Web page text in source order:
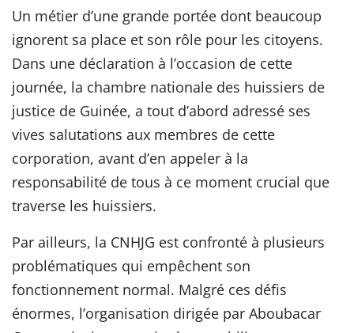
Un métier d’une grande portée dont beaucoup
ignorent sa place et son rôle pour les citoyens.
Dans une déclaration à l’occasion de cette
journée, la chambre nationale des huissiers de
justice de Guinée, a tout d’abord adressé ses
vives salutations aux membres de cette
corporation, avant d’en appeler à la
responsabilité de tous à ce moment crucial que
traverse les huissiers.
Par ailleurs, la CNHJG est confronté à plusieurs
problématiques qui empêchent son
fonctionnement normal. Malgré ces défis
énormes, l’organisation dirigée par Aboubacar